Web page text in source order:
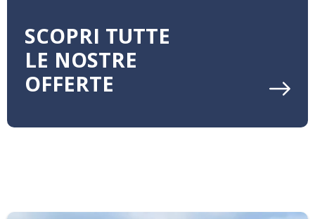
SCOPRI TUTTE
LE NOSTRE
OFFERTE